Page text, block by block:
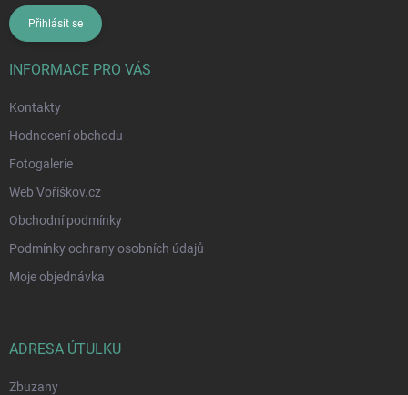
Přihlásit se
INFORMACE PRO VÁS
Kontakty
Hodnocení obchodu
Fotogalerie
Web Voříškov.cz
Obchodní podmínky
Podmínky ochrany osobních údajů
Moje objednávka
ADRESA ÚTULKU
Zbuzany